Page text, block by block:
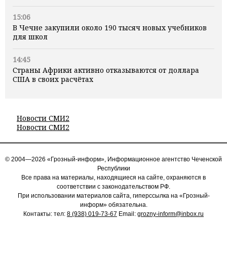
15:06
В Чечне закупили около 190 тысяч новых учебников
для школ
14:45
Страны Африки активно отказываются от доллара
США в своих расчётах
Новости СМИ2
Новости СМИ2
© 2004—2026 «Грозный-информ», Информационное агентство Чеченской
Республики
Все права на материалы, находящиеся на сайте, охраняются в
соответствии с законодательством РФ.
При использовании материалов сайта, гиперссылка на «Грозный-
информ» обязательна.
Контакты: тел: 8 (938) 019-73-67 Email: grozny-inform@inbox.ru